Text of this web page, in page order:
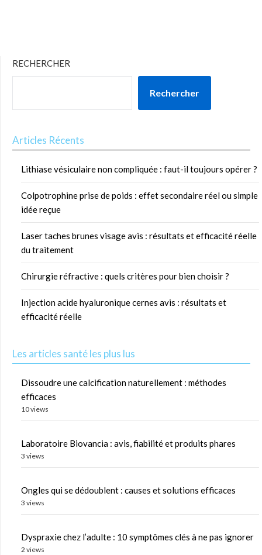
RECHERCHER
Rechercher
Articles Récents
Lithiase vésiculaire non compliquée : faut-il toujours opérer ?
Colpotrophine prise de poids : effet secondaire réel ou simple
idée reçue
Laser taches brunes visage avis : résultats et efficacité réelle
du traitement
Chirurgie réfractive : quels critères pour bien choisir ?
Injection acide hyaluronique cernes avis : résultats et
efficacité réelle
Les articles santé les plus lus
Dissoudre une calcification naturellement : méthodes
efficaces
10 views
Laboratoire Biovancia : avis, fiabilité et produits phares
3 views
Ongles qui se dédoublent : causes et solutions efficaces
3 views
Dyspraxie chez l’adulte : 10 symptômes clés à ne pas ignorer
2 views